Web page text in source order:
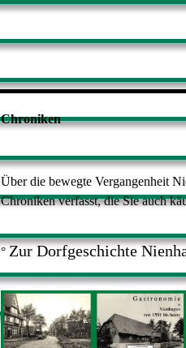
Chroniken
Über die bewegte Vergangenheit
Chroniken verfasst, die Sie auch
° Zur Dorfgeschichte